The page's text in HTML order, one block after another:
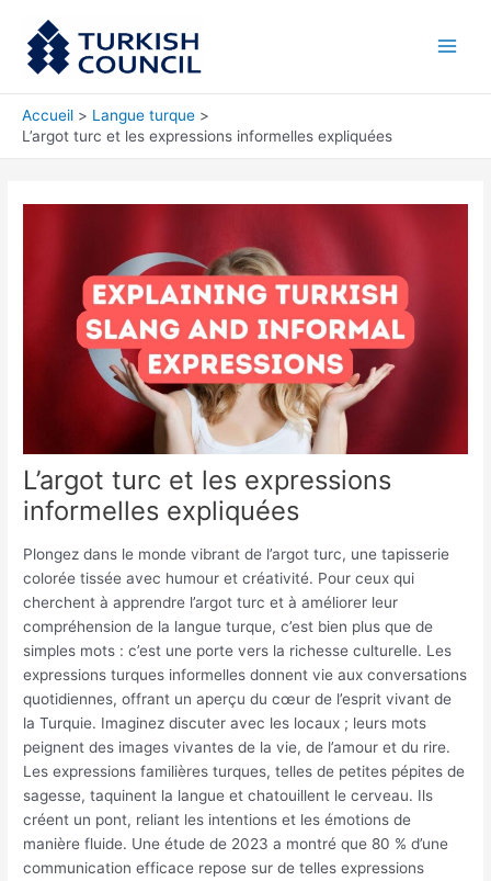
contenu
Accueil
Langue turque
L’argot turc et les expressions informelles expliquées
L’argot turc et les expressions
informelles expliquées
Plongez dans le monde vibrant de l’argot turc, une tapisserie
colorée tissée avec humour et créativité. Pour ceux qui
cherchent à apprendre l’argot turc et à améliorer leur
compréhension de la langue turque, c’est bien plus que de
simples mots : c’est une porte vers la richesse culturelle. Les
expressions turques informelles donnent vie aux conversations
quotidiennes, offrant un aperçu du cœur de l’esprit vivant de
la Turquie. Imaginez discuter avec les locaux ; leurs mots
peignent des images vivantes de la vie, de l’amour et du rire.
Les expressions familières turques, telles de petites pépites de
sagesse, taquinent la langue et chatouillent le cerveau. Ils
créent un pont, reliant les intentions et les émotions de
manière fluide. Une étude de 2023 a montré que 80 % d’une
communication efficace repose sur de telles expressions